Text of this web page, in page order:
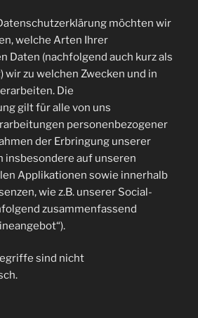
möchten wir
welche Arten Ihrer
Daten (nachfolgend auch kurz als
wir zu welchen Zwecken und in
Die
gilt für alle von uns
personenbezogener
der Erbringung unserer
insbesondere auf unseren
Applikationen sowie innerhalb
wie z.B. unserer Social-
zusammenfassend
sind nicht